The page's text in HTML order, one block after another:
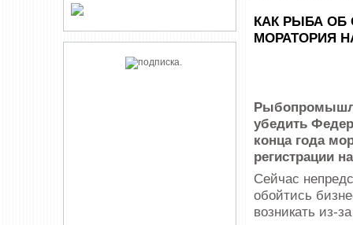
КАК РЫБА
МОРАТОРИЯ
убедить
конца года
регистрации
Сейчас
обойтись
возникать из-